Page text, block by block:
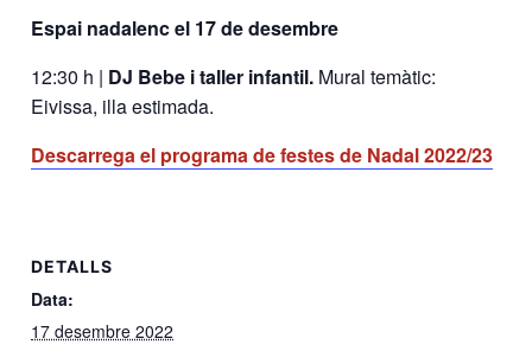
Espai nadalenc el 17 de desembre
12:30 h | DJ Bebe i taller infantil. Mural temàtic:
Eivissa, illa estimada.
Descarrega el programa de festes de Nadal 2022/23
DETALLS
Data:
17 desembre 2022